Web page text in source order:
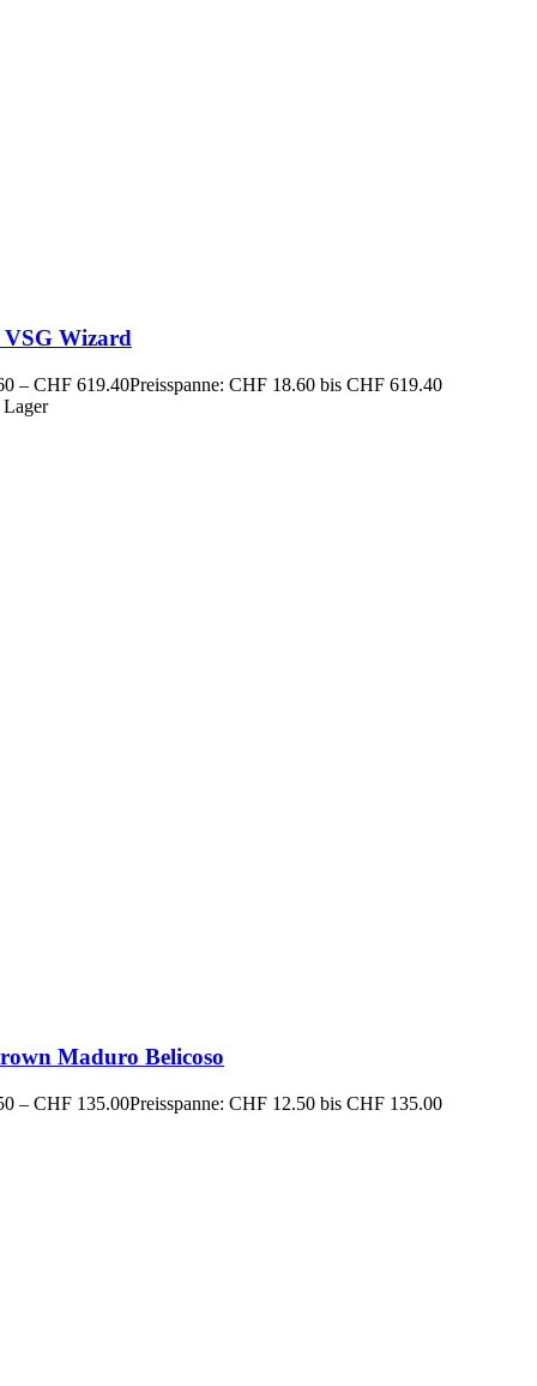
Wizard
– CHF 619.40Preisspanne: CHF 18.60 bis CHF 619.40
Maduro Belicoso
– CHF 135.00Preisspanne: CHF 12.50 bis CHF 135.00